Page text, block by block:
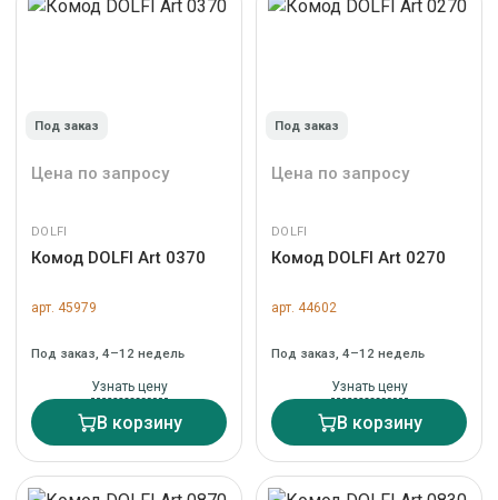
Под заказ
Цена по запросу
DOLFI
Комод DOLFI Art 0370
арт. 45979
Под заказ, 4–12 недель
Узнать цену
В корзину
Под заказ
Цена по запросу
DOLFI
Комод DOLFI Art 0270
арт. 44602
Под заказ, 4–12 недель
Узнать цену
В корзину